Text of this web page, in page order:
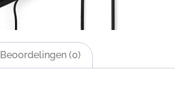
Beoordelingen (0)